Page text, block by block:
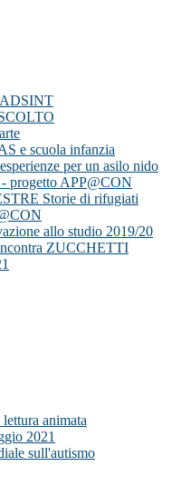
e scuola infanzia
per un asilo nido
progetto APP@CON
Storie di rifugiati
allo studio 2019/20
ZUCCHETTI
animata
2021
sull'autismo